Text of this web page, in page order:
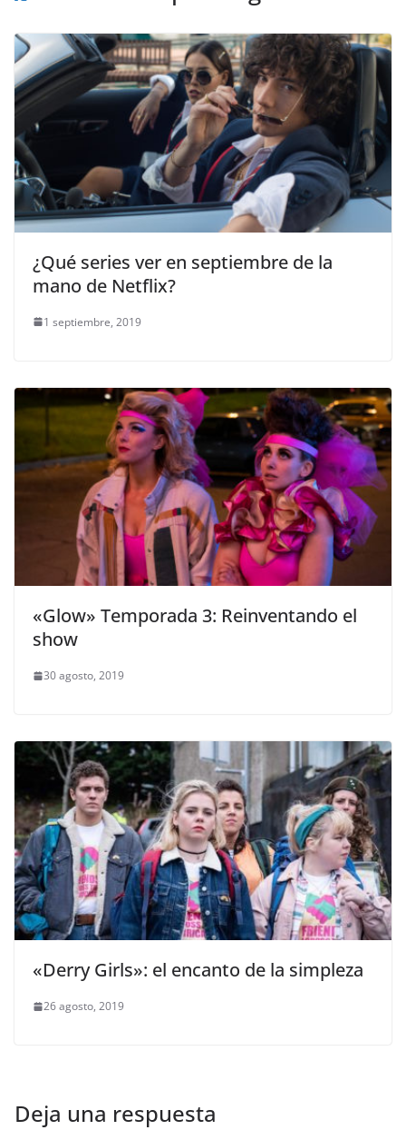
¿Qué series ver en septiembre de la
mano de Netflix?
1 septiembre, 2019
«Glow» Temporada 3: Reinventando el
show
30 agosto, 2019
«Derry Girls»: el encanto de la simpleza
26 agosto, 2019
Deja una respuesta